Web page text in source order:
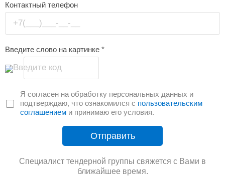
Контактный телефон
+7(___)___-__-__
Введите слово на картинке *
Введите код
Я согласен на обработку персональных данных и
подтверждаю, что ознакомился с пользовательским
соглашением и принимаю его условия.
Отправить
Специалист тендерной группы свяжется с Вами в
ближайшее время.